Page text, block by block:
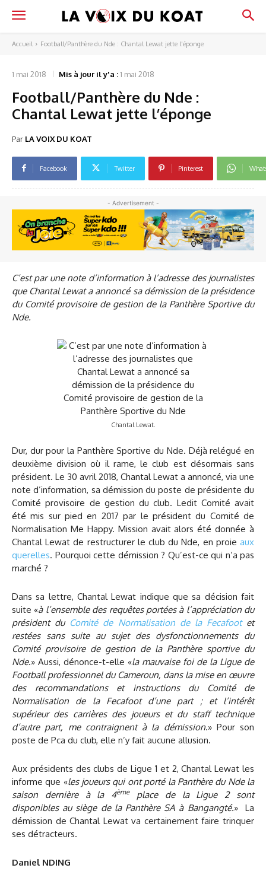
Accueil Football/Panthère du Nde : Chantal Lewat jette l'éponge
1 mai 2018 Mis à jour il y'a :1 mai 2018
Football/Panthère du Nde :
Chantal Lewat jette l’éponge
Par LA VOIX DU KOAT
Facebook Twitter Pinterest
- Advertisement -
C’est par une note d’information à l’adresse des journalistes
que Chantal Lewat a annoncé sa démission de la présidence
du Comité provisoire de gestion de la Panthère Sportive du
Nde.
Chantal Lewat.
Dur, dur pour la Panthère Sportive du Nde. Déjà relégué en
deuxième division où il rame, le club est désormais sans
président. Le 30 avril 2018, Chantal Lewat a annoncé, via une
note d’information, sa démission du poste de présidente du
Comité provisoire de gestion du club. Ledit Comité avait
été mis sur pied en 2017 par le président du Comité de
Normalisation Me Happy. Mission avait alors été donnée à
Chantal Lewat de restructurer le club du Nde, en proie aux
querelles. Pourquoi cette démission ? Qu’est-ce qui n’a pas
marché ?
Dans sa lettre, Chantal Lewat indique que sa décision fait
suite «à l’ensemble des requêtes portées à l’appréciation du
président du Comité de Normalisation de la Fecafootet
restées sans suite au sujet des dysfonctionnements du
Comité provisoire de gestion de la Panthère sportive du
Nde.» Aussi, dénonce-t-elle «la mauvaise foi de la Ligue de
Football professionnel du Cameroun, dans la mise en œuvre
des recommandations et instructions du Comité de
Normalisation de la Fecafoot d’une part ; et l’intérêt
supérieur des carrières des joueurs et du staff technique
d’autre part, me contraignent à la démission.» Pour son
poste de Pca du club, elle n’y fait aucune allusion.
Aux présidents des clubs de Ligue 1 et 2, Chantal Lewat les
informe que «les joueurs qui ont porté la Panthère du Nde la
saison dernière à la 4èmeplace de la Ligue 2 sont
disponibles au siège de la Panthère SA à Bangangté.» La
démission de Chantal Lewat va certainement faire trinquer
ses détracteurs.
Daniel NDING